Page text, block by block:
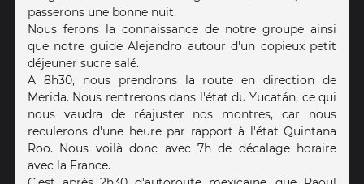
passerons une bonne nuit.
Nous ferons la connaissance de notre groupe ainsi
que notre guide Alejandro autour d'un copieux petit
déjeuner sucre salé.
A 8h30, nous prendrons la route en direction de
Merida. Nous rentrerons dans l'état du Yucatán, ce qui
nous vaudra de réajuster nos montres, car nous
reculerons d'une heure par rapport à l'état Quintana
Roo. Nous voilà donc avec 7h de décalage horaire
avec la France.